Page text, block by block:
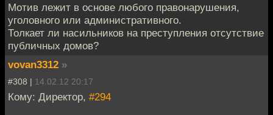
Мотив лежит в основе любого правонарушения,
уголовного или административного.
Толкает ли насильников на преступления отсутствие
публичных домов?
vovan3312 »
#308 | 14.02.12 20:17
Кому: Директор, #294